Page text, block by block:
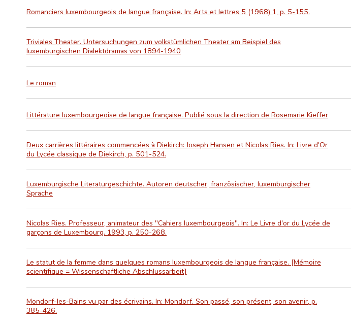
Romanciers luxembourgeois de langue française. In: Arts et lettres 5 (1968) 1, p. 5-155.
Triviales Theater. Untersuchungen zum volkstümlichen Theater am Beispiel des
luxemburgischen Dialektdramas von 1894-1940
Le roman
Littérature luxembourgeoise de langue française. Publié sous la direction de Rosemarie Kieffer
Deux carrières littéraires commencées à Diekirch: Joseph Hansen et Nicolas Ries. In: Livre d'Or
du Lycée classique de Diekirch, p. 501-524.
Luxemburgische Literaturgeschichte. Autoren deutscher, französischer, luxemburgischer
Sprache
Nicolas Ries. Professeur, animateur des "Cahiers luxembourgeois". In: Le Livre d'or du Lycée de
garçons de Luxembourg. 1993, p. 250-268.
Le statut de la femme dans quelques romans luxembourgeois de langue française. [Mémoire
scientifique = Wissenschaftliche Abschlussarbeit]
Mondorf-les-Bains vu par des écrivains. In: Mondorf. Son passé, son présent, son avenir, p.
385-426.